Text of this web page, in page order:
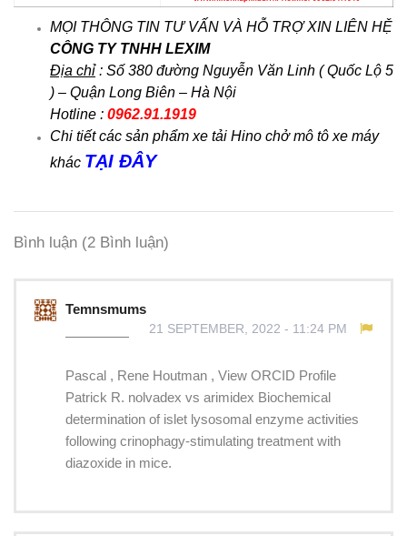
MỌI THÔNG TIN TƯ VẤN VÀ HỖ TRỢ XIN LIÊN HỆ
CÔNG TY TNHH LEXIM
Địa chỉ: Số 380 đường Nguyễn Văn Linh ( Quốc Lộ 5
) – Quận Long Biên – Hà Nội
Hotline : 0962.91.1919
Chi tiết các sản phẩm xe tải Hino chở mô tô xe máy
khác TẠI ĐÂY
Bình luận (2 Bình luận)
Temnsmums
21 SEPTEMBER, 2022 - 11:24 PM
Pascal , Rene Houtman , View ORCID Profile
Patrick R. nolvadex vs arimidex Biochemical
determination of islet lysosomal enzyme activities
following crinophagy-stimulating treatment with
diazoxide in mice.